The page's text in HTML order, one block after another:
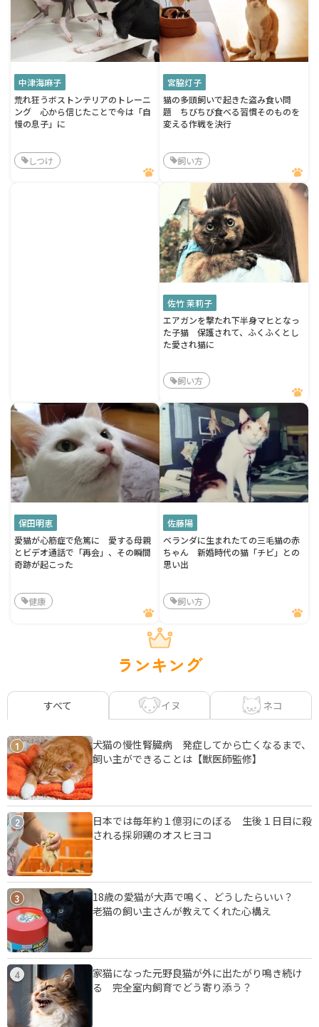
中津海麻子
荒れ狂うボストンテリアのトレーニ
ング 心から信じたことで今は「自
慢の息子」に
しつけ
宮脇灯子
猫の多頭飼いで起きた盗み食い問
題 ちびちび食べる習慣そのものを
変える作戦を決行
飼い方
佐竹 茉莉子
エアガンを撃たれ下半身マヒとなっ
た子猫 保護されて、ふくふくとし
た愛され猫に
飼い方
保田明恵
愛猫が心筋症で危篤に 愛する母親
とビデオ通話で「再会」、その瞬間
奇跡が起こった
健康
佐藤陽
ベランダに生まれたての三毛猫の赤
ちゃん 新婚時代の猫「チビ」との
思い出
飼い方
ランキング
すべて イヌ ネコ
1
犬猫の慢性腎臓病 発症してから亡くなるまで、
飼い主ができることは【獣医師監修】
2
日本では毎年約１億羽にのぼる 生後１日目に殺
される採卵鶏のオスヒヨコ
3
18歳の愛猫が大声で鳴く、どうしたらいい？
老猫の飼い主さんが教えてくれた心構え
4
家猫になった元野良猫が外に出たがり鳴き続け
る 完全室内飼育でどう寄り添う？